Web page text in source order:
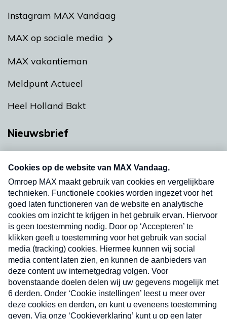
Instagram MAX Vandaag
MAX op sociale media
MAX vakantieman
Meldpunt Actueel
Heel Holland Bakt
Nieuwsbrief
nieuwsbrief. Elke vrijdag- en dinsdagochtend in
uw mailbox.
Verzend
Nieuwsbrief